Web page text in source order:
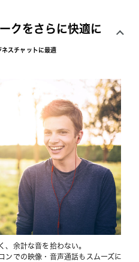
クをさらに快適に
スチャットに最適
余計な音を拾わない。
での映像・音声通話もスムーズに